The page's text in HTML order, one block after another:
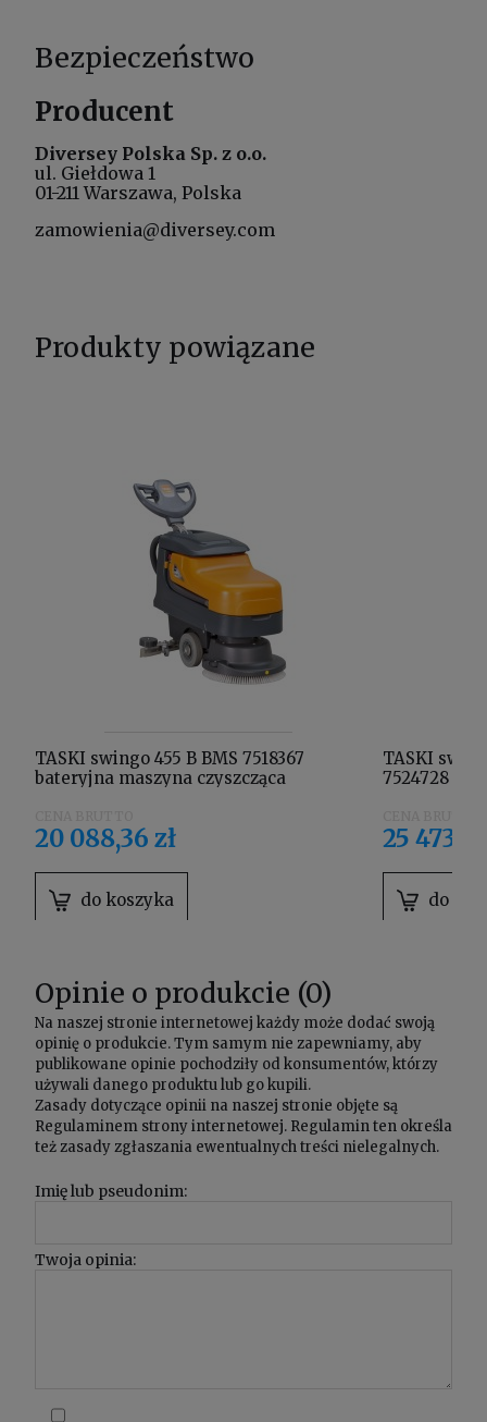
Bezpieczeństwo
Producent
Diversey Polska Sp. z o.o.
ul. Giełdowa 1
01-211 Warszawa, Polska
zamowienia@diversey.com
Produkty powiązane
TASKI swingo 455 B BMS 7518367
bateryjna maszyna czyszcząca
szorującą i uchwyt padów
20 088,36 zł
do koszyka
TASKI
7524728
szczotkę
25
do
Opinie o produkcie (0)
Na naszej stronie internetowej każdy może dodać swoją
opinię o produkcie. Tym samym nie zapewniamy, aby
publikowane opinie pochodziły od konsumentów, którzy
używali danego produktu lub go kupili.
Zasady dotyczące opinii na naszej stronie objęte są
Regulaminem strony internetowej. Regulamin ten określa
też zasady zgłaszania ewentualnych treści nielegalnych.
Imię lub pseudonim:
Twoja opinia: